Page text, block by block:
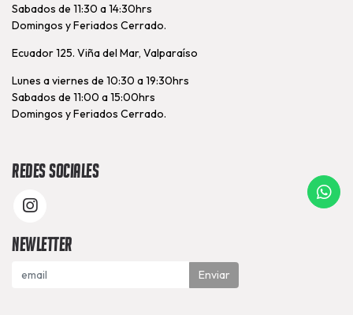
Sabados de 11:30 a 14:30hrs
Domingos y Feriados Cerrado.
Ecuador 125. Viña del Mar, Valparaíso
Lunes a viernes de 10:30 a 19:30hrs
Sabados de 11:00 a 15:00hrs
Domingos y Feriados Cerrado.
Redes Sociales
Newletter
Enviar